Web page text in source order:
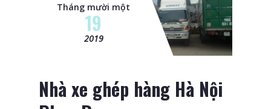
Tháng mười một
19
2019
Nhà xe ghép hàng Hà Nội